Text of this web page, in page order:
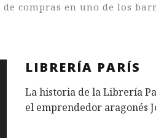
compras en uno de los
LIBRERÍA PARÍS
La historia de la Librería
el emprendedor aragonés